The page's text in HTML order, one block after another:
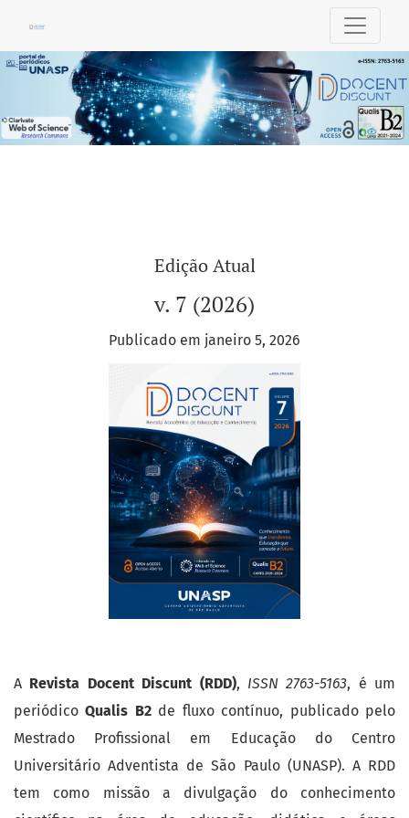
Edição Atual
v. 7 (2026)
Publicado em janeiro 5, 2026
A Revista Docent Discunt (RDD), ISSN 2763-5163, é um
periódicoQualis B2de fluxo contínuo, publicado pelo
Mestrado Profissional em Educação do Centro
Universitário Adventista de São Paulo (UNASP). A RDD
tem como missão a divulgação do conhecimento